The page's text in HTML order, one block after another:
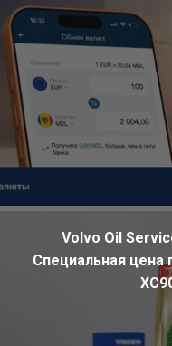
Volvo Oil
Специальная цена